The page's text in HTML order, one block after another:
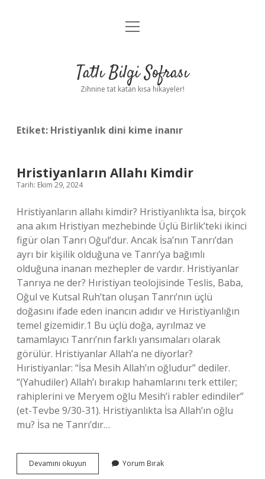
Anasayfa
Yasal Uyarı
menüyü
Tatlı Bilgi Sofrası
Zihnine tat katan kısa hikayeler!
Etiket: Hristiyanlık dini kime inanır
Hristiyanların Allahı Kimdir
Tarih: Ekim 29, 2024
Hristiyanların allahı kimdir? Hristiyanlıkta İsa, birçok
ana akım Hristiyan mezhebinde Üçlü Birlik’teki ikinci
figür olan Tanrı Oğul’dur. Ancak İsa’nın Tanrı’dan
ayrı bir kişilik olduğuna ve Tanrı’ya bağımlı
olduğuna inanan mezhepler de vardır. Hristiyanlar
Tanrıya ne der? Hıristiyan teolojisinde Teslis, Baba,
Oğul ve Kutsal Ruh’tan oluşan Tanrı’nın üçlü
doğasını ifade eden inancın adıdır ve Hıristiyanlığın
temel gizemidir.1 Bu üçlü doğa, ayrılmaz ve
tamamlayıcı Tanrı’nın farklı yansımaları olarak
görülür. Hristiyanlar Allah’a ne diyorlar?
Hıristiyanlar: “İsa Mesih Allah’ın oğludur” dediler.
“(Yahudiler) Allah’ı bırakıp hahamlarını terk ettiler;
rahiplerini ve Meryem oğlu Mesih’i rabler edindiler”
(et-Tevbe 9/30-31). Hristiyanlıkta İsa Allah’ın oğlu
mu? İsa ne Tanrı’dır…
Devamını okuyun Hristiyanların
Allahı
Yorum Bırak